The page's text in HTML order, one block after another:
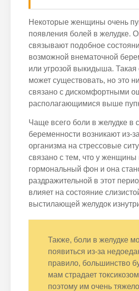
Некоторые женщины очень
появления болей в желудке.
связывают подобное
возможной внематочной
или угрозой выкидыша. Такая
может существовать, но это
связано с дискомфортными
располагающимися выше
Чаще всего боли в желудке в
беременности возникают из-
организма на стрессовые
связано с тем, что у женщины
гормональный фон и она
раздражительной в этот
влияет на состояние
выстилающей желудок
Также, боли в желудке
появиться из-за
правило, большинство
мам страдает
поэтому им очень